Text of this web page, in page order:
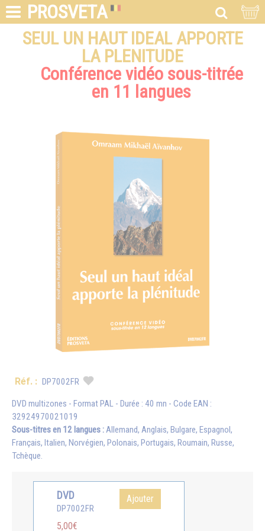
PROSVETA
SEUL UN HAUT IDEAL APPORTE
LA PLENITUDE
Conférence vidéo sous-titrée
en 11 langues
Réf. : DP7002FR
DVD multizones - Format PAL - Durée : 40 mn - Code EAN :
32924970021019
Sous-titres en 12 langues :Allemand, Anglais, Bulgare, Espagnol,
Français, Italien, Norvégien, Polonais, Portugais, Roumain, Russe,
Tchèque.
DVD
DP7002FR
5,00€
Ajouter